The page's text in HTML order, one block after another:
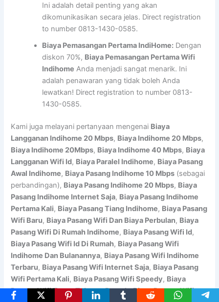
Ini adalah detail penting yang akan
dikomunikasikan secara jelas. Direct registration
to number 0813-1430-0585.
Biaya Pemasangan Pertama IndiHome: Dengan
diskon 70%, Biaya Pemasangan Pertama Wifi
Indihome Anda menjadi sangat menarik. Ini
adalah penawaran yang tidak boleh Anda
lewatkan! Direct registration to number 0813-
1430-0585.
Kami juga melayani pertanyaan mengenai Biaya
Langganan Indihome 20 Mbps, Biaya Indihome 20 Mbps,
Biaya Indihome 20Mbps, Biaya Indihome 40 Mbps, Biaya
Langganan Wifi Id, Biaya Paralel Indihome, Biaya Pasang
Awal Indihome, Biaya Pasang Indihome 10 Mbps (sebagai
perbandingan), Biaya Pasang Indihome 20 Mbps, Biaya
Pasang Indihome Internet Saja, Biaya Pasang Indihome
Pertama Kali, Biaya Pasang Tiang Indihome, Biaya Pasang
Wifi Baru, Biaya Pasang Wifi Dan Biaya Perbulan, Biaya
Pasang Wifi Di Rumah Indihome, Biaya Pasang Wifi Id,
Biaya Pasang Wifi Id Di Rumah, Biaya Pasang Wifi
Indihome Dan Bulanannya, Biaya Pasang Wifi Indihome
Terbaru, Biaya Pasang Wifi Internet Saja, Biaya Pasang
Wifi Pertama Kali, Biaya Pasang Wifi Speedy, Biaya
Pasang Wifi Tanpa Telepon Rumah,Biaya Pasang Wifi